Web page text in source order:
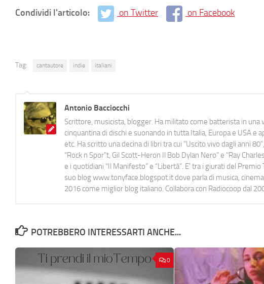
Condividi l'articolo: on Twitter on Facebook
Tag: cantautore indie italiani
Antonio Bacciocchi
Scrittore, musicista, blogger. Ha militato come batterista in
cinquantina di dischi e suonando in tutta Italia, Europa e USA e
etc. Ha scritto una decina di libri tra cui "Uscito vivo dagli anni
"Rock n Spor"t, Gil Scott-Heron Il Bob Dylan Nero" e "Ray
e i quotidiani “Il Manifesto” e “Libertà”. E' tra i giurati del
suo blog www.tonyface.blogspot.it dove parla di musica,
2016 come miglior blog italiano. Collabora con Radiocoop dal
POTREBBERO INTERESSARTI ANCHE...
0